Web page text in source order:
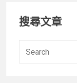
Primary
Sidebar
搜尋文章